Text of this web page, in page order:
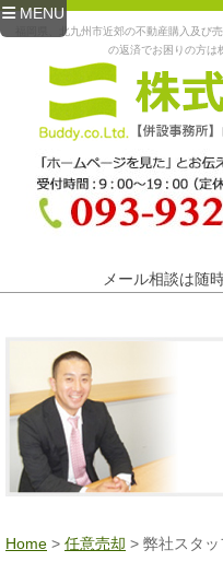
MENU
福岡県、北九州市近郊の不動産購入及び
の返済でお困りの方は
メール相談は随
Home > 任意売却 > 弊社スタッ